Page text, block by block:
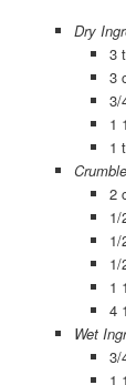
Dry
3
3
3/
1
1
2
1/
1/
1/
1
4
Wet
3/
1